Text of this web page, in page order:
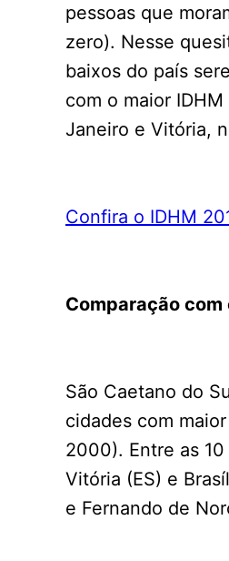
pessoas que
zero). Nesse
baixos do país
com o maior
Janeiro e Vitória,
Confira o IDHM
Comparação
São Caetano do
cidades com
2000). Entre as
Vitória (ES) e
e Fernando de